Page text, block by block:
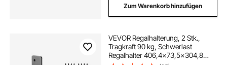
Zum Warenkorb hinzufügen
VEVOR Regalhalterung, 2 Stk.,
Tragkraft 90 kg, Schwerlast
Regalhalter 406,4x73,5x304,8